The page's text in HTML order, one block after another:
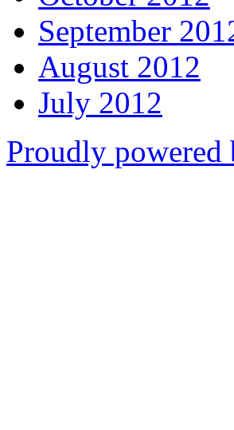
September
August 2012
July 2012
Proudly powered